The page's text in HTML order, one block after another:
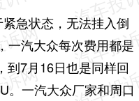
急状态，无法挂入倒
一汽大众每次费用都是
到7月16日也是同样回
。一汽大众厂家和周口